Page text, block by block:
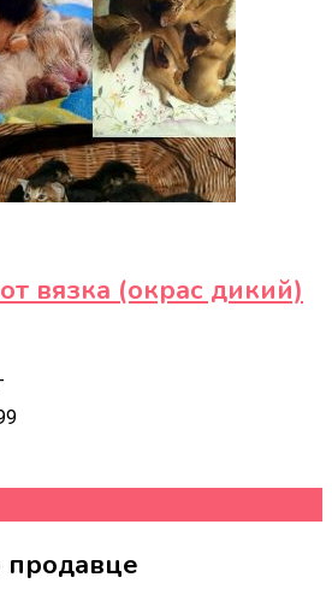
вязка (окрас дикий)